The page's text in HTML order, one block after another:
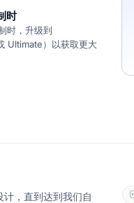
时
时，升级到
Ultimate）以获取更大
，直到达到我们自